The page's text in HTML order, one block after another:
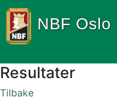
NBF Oslo
Resultater
Tilbake